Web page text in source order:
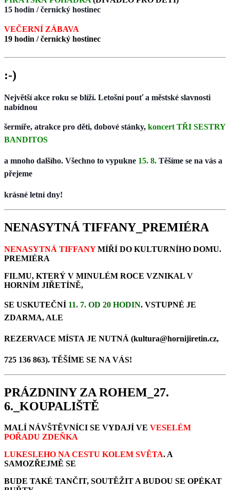
15 hodin / černický hostinec
VEČERNÍ ZÁBAVA
19 hodin / černický hostinec
:-)
Největší akce roku se blíží. Letošní pouť a městské slavnosti
nabídnou
šermíře, atrakce pro děti, dobové stánky, koncert TŘI SESTRY
BANDITOS
a mnoho dalšího. Všechno to vypukne 15. 8. Těšíme se na vás a
přejeme
krásné letní dny!
NENASYTNÁ TIFFANY_PREMIÉRA
NENASYTNÁ TIFFANYMÍŘÍ DO KULTURNÍHO DOMU.
PREMIÉRA
FILMU, KTERÝ V MINULÉM ROCE VZNIKAL V
HORNÍM JIŘETÍNĚ,
SE USKUTEČNÍ 11. 7. OD 20 HODIN. VSTUPNÉ JE
ZDARMA, ALE
REZERVACE MÍSTA JE NUTNÁ (kultura@hornijiretin.cz,
725 136 863). TĚŠÍME SE NA VÁS!
PRÁZDNINY ZA ROHEM_27.
6._KOUPALIŠTĚ
MALÍ NÁVŠTĚVNÍCI SE VYDAJÍ VE VESELÉM
POŘADU ZDEŇKA
LUKESLEHO NA CESTU KOLEM SVĚTA. A
SAMOZŘEJMĚ SE
BUDE TAKÉ TANČIT, SOUTĚŽIT A BUDOU SE OPÉKAT